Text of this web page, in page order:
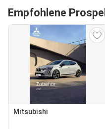
Empfohlene
Mitsubishi